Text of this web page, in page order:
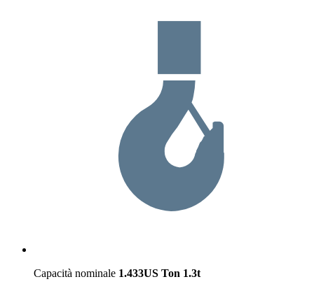
Capacità nominale 1.433US Ton 1.3t